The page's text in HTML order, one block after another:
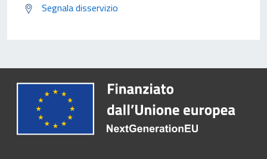
Segnala disservizio